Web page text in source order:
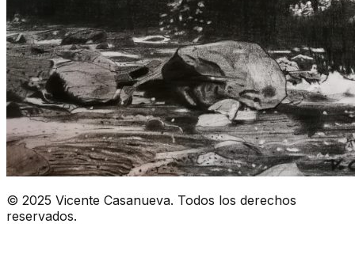
© 2025 Vicente Casanueva. Todos los derechos
reservados.